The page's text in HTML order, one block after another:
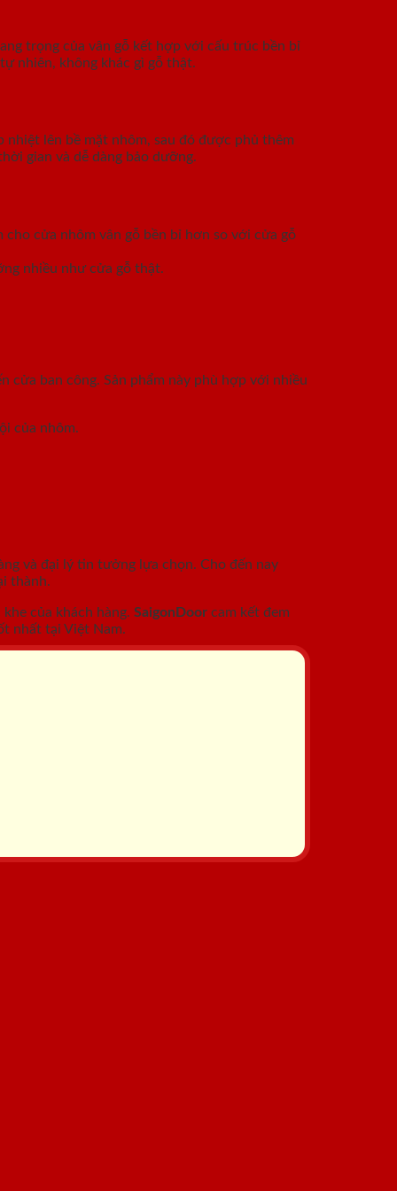
trọng của vân gỗ kết hợp với cấu trúc bền bỉ
nhiên, không khác gì gỗ thật.
nhiệt lên bề mặt nhôm, sau đó được phủ thêm
gian và dễ dàng bảo dưỡng.
cửa nhôm vân gỗ bền bỉ hơn so với cửa gỗ
nhiều như cửa gỗ thật.
cửa ban công. Sản phẩm này phù hợp với nhiều
của nhôm.
và đại lý tin tưởng lựa chọn. Cho đến nay
thành.
của khách hàng. SaigonDoor cam kết đem
nhất tại Việt Nam.